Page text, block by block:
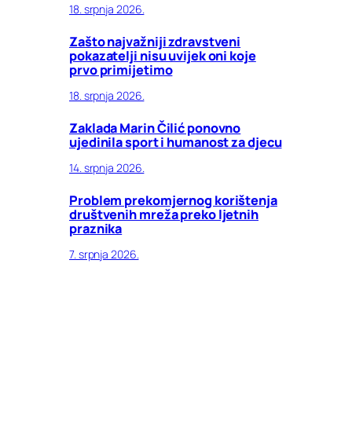
18. srpnja 2026.
Zašto najvažniji zdravstveni
pokazatelji nisu uvijek oni koje
prvo primijetimo
18. srpnja 2026.
Zaklada Marin Čilić ponovno
ujedinila sport i humanost za djecu
14. srpnja 2026.
Problem prekomjernog korištenja
društvenih mreža preko ljetnih
praznika
7. srpnja 2026.